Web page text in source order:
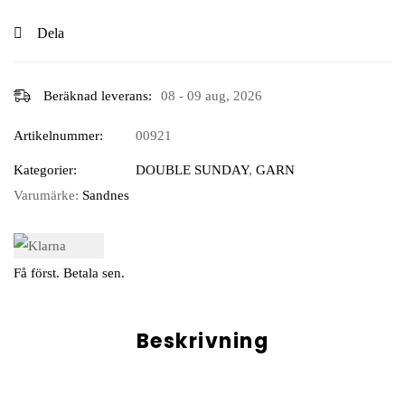
Dela
Beräknad leverans: 08 - 09 aug, 2026
Artikelnummer: 00921
Kategorier: DOUBLE SUNDAY, GARN
Varumärke: Sandnes
Få först. Betala sen.
Beskrivning